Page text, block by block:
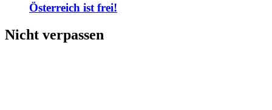
Österreich ist frei!
Nicht verpassen